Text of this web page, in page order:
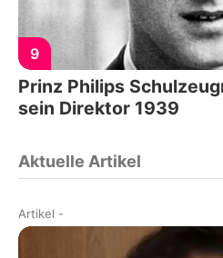
9
Prinz Philips
sein Direktor 1939
Aktuelle Artikel
Artikel -